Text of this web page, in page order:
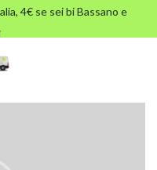
4€ se sei bi Bassano e